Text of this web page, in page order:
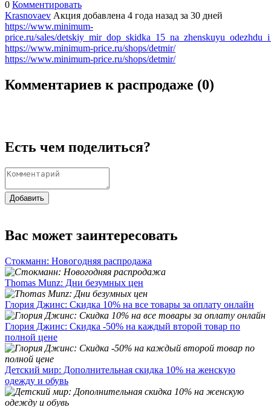
0 Комментировать
Krasnovaev Акция добавлена 4 года назад за 30 дней
https://www.minimum-
price.ru/sales/
https://www.minimum-price.ru/shops/detmir/
https://www.minimum-price.ru/shops/detmir/
Комментариев к распродаже (0)
Есть чем поделиться?
Добавить
Вас может заинтересовать
Стокманн: Новогодняя распродажа
Thomas Munz: Дни безумных цен
Глория Джинс: Скидка 10% на все товары за оплату онлайн
Глория Джинс: Скидка -50% на каждый второй товар по
полной цене
Детский мир: Дополнительная скидка 10% на женскую
одежду и обувь